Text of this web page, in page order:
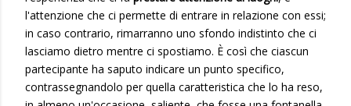
l'attenzione che ci permette di entrare in relazione con essi;
in caso contrario, rimarranno uno sfondo indistinto che ci
lasciamo dietro mentre ci spostiamo. È così che ciascun
partecipante ha saputo indicare un punto specifico,
contrassegnandolo per quella caratteristica che lo ha reso,